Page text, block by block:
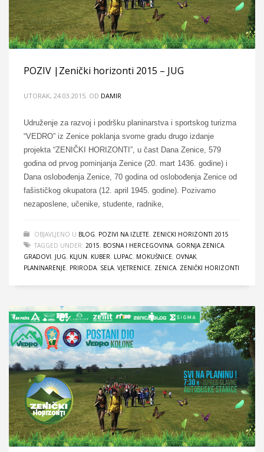
POZIV |Zenički horizonti 2015 – JUG
UTORAK, 24.03.2015. OD DAMIR
Udruženje za razvoj i podršku planinarstva i sportskog turizma
“VEDRO” iz Zenice poklanja svome gradu drugo izdanje
projekta “ZENIČKI HORIZONTI”, u čast Dana Zenice, 579
godina od prvog pominjanja Zenice (20. mart 1436. godine) i
Dana oslobođenja Zenice, 70 godina od oslobođenja Zenice od
fašističkog okupatora (12. april 1945. godine). Pozivamo
nezaposlene, učenike, studente, radnike,
OBJAVLJENO U BLOG, POZIVI NA IZLETE, ZENICKI HORIZONTI 2015
TAGGED UNDER: 2015, BOSNA I HERCEGOVINA, GORNJA ZENICA,
GRADOVI, JUG, KLJUN, KUBER, LUPAC, MOKUŠNICE, OVNAK,
PLANINARENJE, PRIRODA, SELA, VJETRENICE, ZENICA, ZENIČKI HORIZONTI